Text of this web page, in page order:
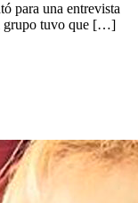
para una entrevista
grupo tuvo que […]